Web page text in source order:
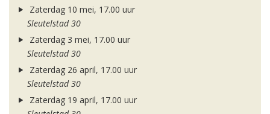
Zaterdag 10 mei, 17.00 uur
Sleutelstad 30
Zaterdag 3 mei, 17.00 uur
Sleutelstad 30
Zaterdag 26 april, 17.00 uur
Sleutelstad 30
Zaterdag 19 april, 17.00 uur